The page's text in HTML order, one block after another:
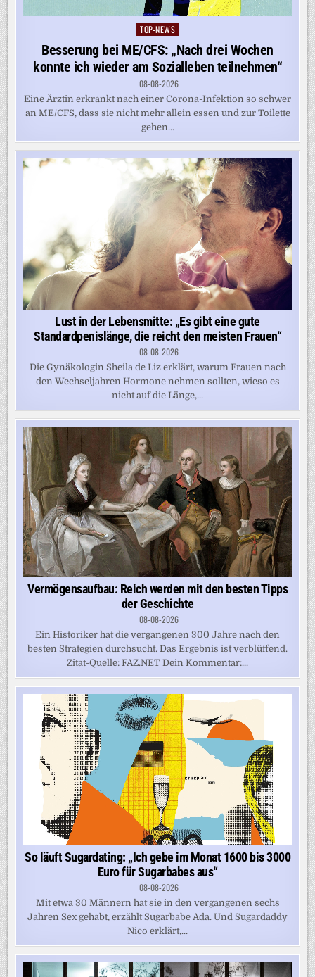
Posted
in
TOP-NEWS
Besserung bei ME/CFS: „Nach drei Wochen
konnte ich wieder am Sozialleben teilnehmen“
08-08-2026
Eine Ärztin erkrankt nach einer Corona-Infektion so schwer
an ME/CFS, dass sie nicht mehr allein essen und zur Toilette
gehen...
Lust in der Lebensmitte: „Es gibt eine gute
Standardpenislänge, die reicht den meisten Frauen“
08-08-2026
Die Gynäkologin Sheila de Liz erklärt, warum Frauen nach
den Wechseljahren Hormone nehmen sollten, wieso es
nicht auf die Länge,...
Vermögensaufbau: Reich werden mit den besten Tipps
der Geschichte
08-08-2026
Ein Historiker hat die vergangenen 300 Jahre nach den
besten Strategien durchsucht. Das Ergebnis ist verblüffend.
Zitat-Quelle: FAZ.NET Dein Kommentar:...
So läuft Sugardating: „Ich gebe im Monat 1600 bis 3000
Euro für Sugarbabes aus“
08-08-2026
Mit etwa 30 Männern hat sie in den vergangenen sechs
Jahren Sex gehabt, erzählt Sugarbabe Ada. Und Sugardaddy
Nico erklärt,...